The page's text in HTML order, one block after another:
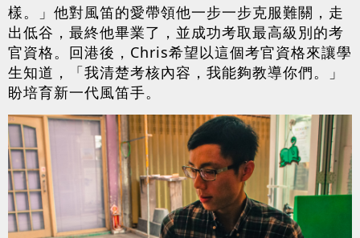
樣。」他對風笛的愛帶領他一步一步克服難關，走
出低谷，最終他畢業了，並成功考取最高級別的考
官資格。回港後，Chris希望以這個考官資格來讓學
生知道，「我清楚考核內容，我能夠教導你們。」
盼培育新一代風笛手。